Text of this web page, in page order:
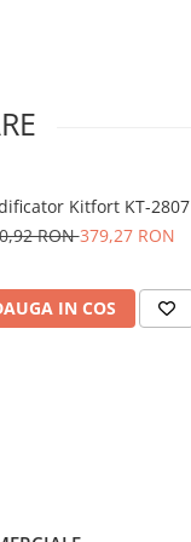
Kitfort KT-2807
RON379,27 RON
IN COS